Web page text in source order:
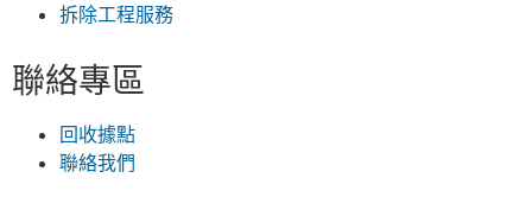
拆除工程服務
聯絡專區
回收據點
聯絡我們